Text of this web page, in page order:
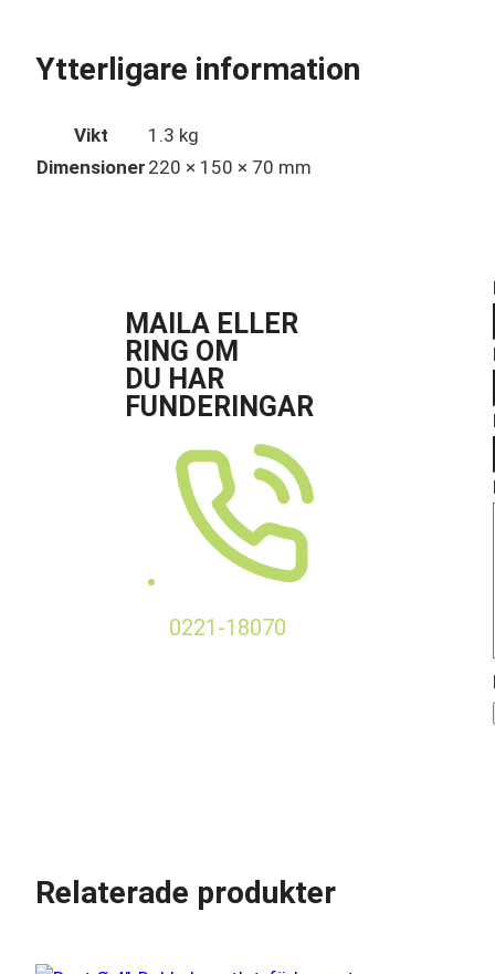
Ytterligare information
Vikt
1.3 kg
Dimensioner 220 × 150 × 70 mm
MAILA ELLER
RING OM
DU HAR
FUNDERINGAR
0221-18070
Relaterade produkter